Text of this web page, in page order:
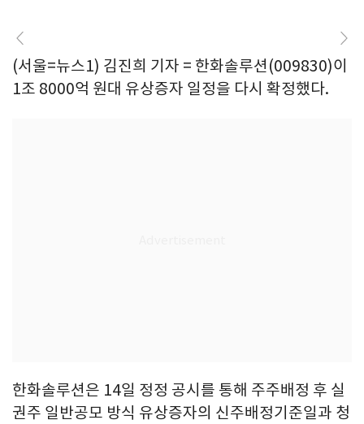
(서울=뉴스1) 김진희 기자 = 한화솔루션(009830)이
1조 8000억 원대 유상증자 일정을 다시 확정했다.
한화솔루션은 14일 정정 공시를 통해 주주배정 후 실
권주 일반공모 방식 유상증자의 신주배정기준일과 청